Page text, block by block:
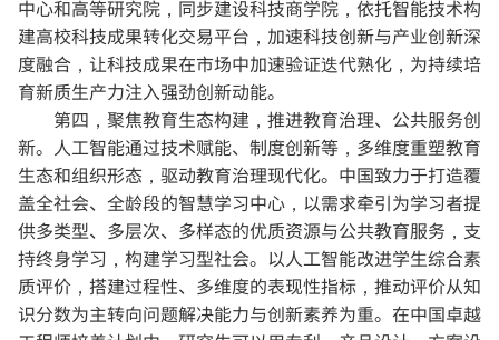
中心和高等研究院，同步建设科技商学院，依托智能技术构
建高校科技成果转化交易平台，加速科技创新与产业创新深
度融合，让科技成果在市场中加速验证迭代熟化，为持续培
育新质生产力注入强劲创新动能。
第四，聚焦教育生态构建，推进教育治理、公共服务创
新。 人工智能通过技术赋能、制度创新等，多维度重塑教育
生态和组织形态，驱动教育治理现代化。中国致力于打造覆
盖全社会、全龄段的智慧学习中心，以需求牵引为学习者提
供多类型、多层次、多样态的优质资源与公共教育服务，支
持终身学习，构建学习型社会。以人工智能改进学生综合素
质评价，搭建过程性、多维度的表现性指标，推动评价从知
识分数为主转向问题解决能力与创新素养为重。在中国卓越